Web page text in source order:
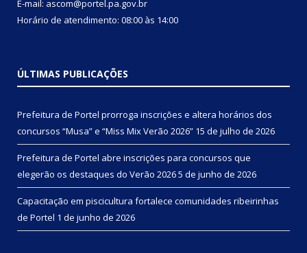
E-mail: ascom@portel.pa.gov.br
Horário de atendimento: 08:00 às 14:00
ÚLTIMAS PUBLICAÇÕES
Prefeitura de Portel prorroga inscrições e altera horários dos
concursos “Musa” e “Miss Mix Verão 2026” 15 de julho de 2026
Prefeitura de Portel abre inscrições para concursos que
elegerão os destaques do Verão 20265 de junho de 2026
Capacitação em piscicultura fortalece comunidades ribeirinhas
de Portel 1 de junho de 2026